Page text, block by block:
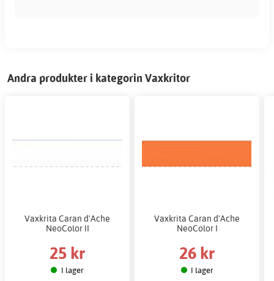
Andra produkter i kategorin Vaxkritor
Vaxkrita Caran d'Ache
NeoColor II
25 kr
I lager
Vaxkrita Caran d'Ache
NeoColor I
26 kr
I lager